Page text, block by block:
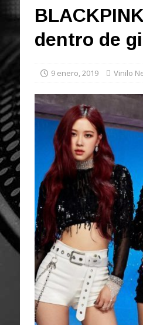
dentro de
9 enero, 2019 Vinilo